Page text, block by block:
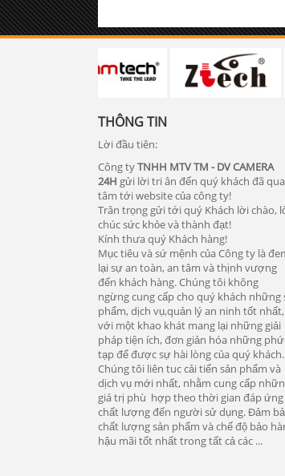
THÔNG TIN
Lời đầu tiên:
Công tyTNHH MTV TM - DV CAMERA
24H gửi lời tri ân đến quý khách đã
tâm tới website của công ty!
Trân trọng gửi tới quý Khách lời chào,
chúc sức khỏe và thành đạt!
Kính thưa quý Khách hàng!
Mục tiêu và sứ mệnh của Công ty là
lại sự an toàn, an tâm và thịnh vượng
đến khách hàng. Chúng tôi không
ngừng cung cấp cho quý khách những
phẩm, dịch vụ,quản lý an ninh tốt nhất,
với một khao khát mang lại những giải
pháp tiện ích, đơn giản hóa những
tạp để được sự hài lòng của quý khách.
Chúng tôi liên tuc cải tiến sản phẩm và
dịch vụ mới nhất, nhằm cung cấp
giá trị phù hợp theo thời gian đáp ứng
chất lượng đến người sử dụng. Đảm
chất lượng sản phẩm và chế độ bảo
hậu mãi tốt nhất trong tất cả các ...